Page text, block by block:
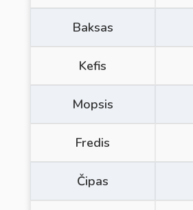
Baksas
Kefis
Mopsis
Fredis
Čipas